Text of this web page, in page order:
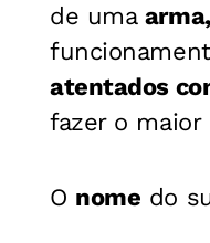
de uma
atentados
fazer o
O nome do